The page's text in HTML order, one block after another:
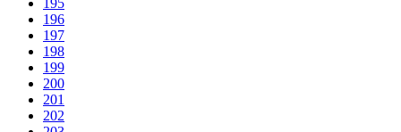
196
197
198
199
200
201
202